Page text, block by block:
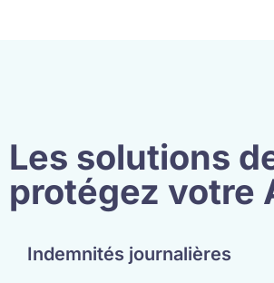
Les solutions
protégez votre
Indemnités journalières